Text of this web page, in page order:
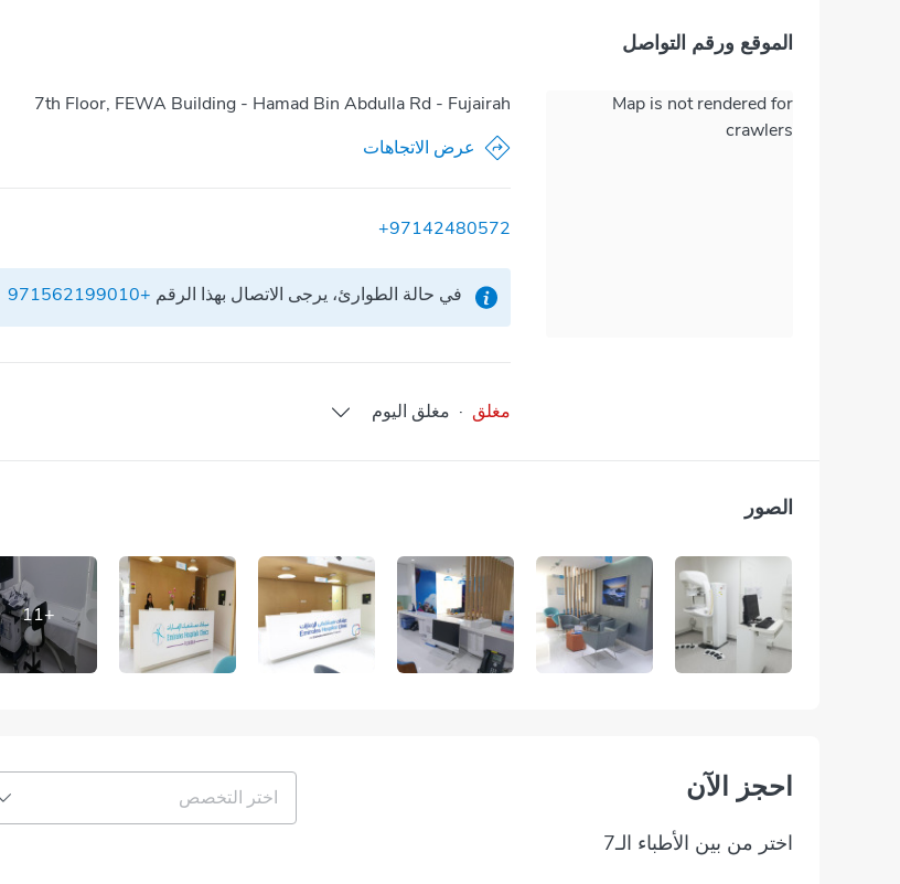
الموقع ورقم التواصل
Map is not rendered for
crawlers
7th Floor, FEWA Building - Hamad Bin Abdulla Rd - Fujairah
عرض الاتجاهات
+97142480572
في حالة الطوارئ، يرجى الاتصال بهذا الرقم +971562199010
مغلق · مغلق اليوم
الصور
+
11
احجز الآن اختر التخصص
اختر من بين الأطباء الـ7